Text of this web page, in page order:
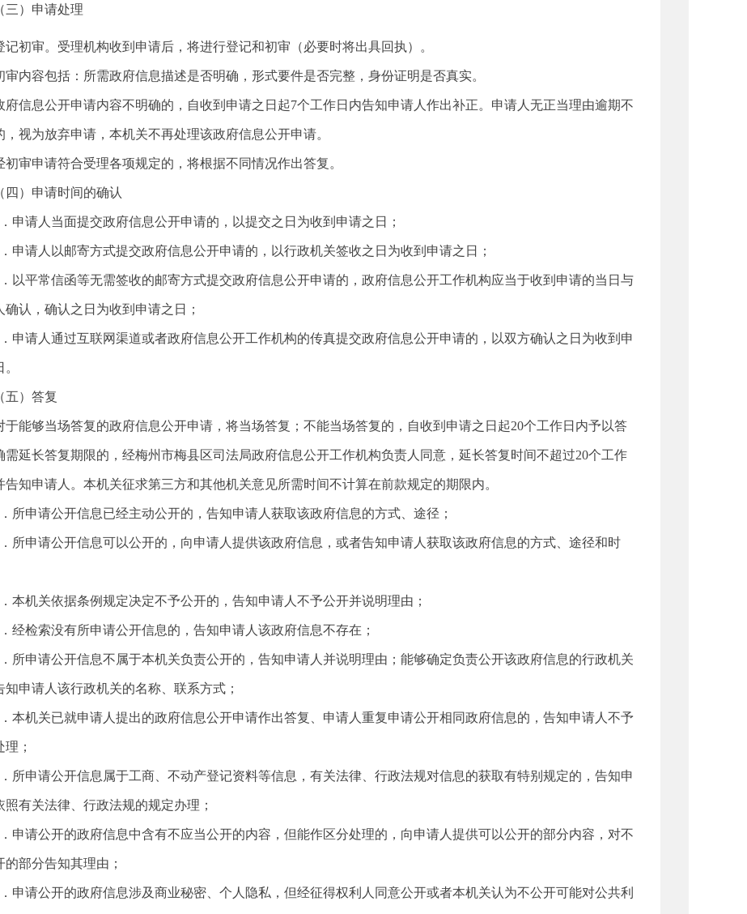
）申请处理
审。受理机构收到申请后，将进行登记和初审（必要时将出具回执）。
容包括：所需政府信息描述是否明确，形式要件是否完整，身份证明是否真实。
息公开申请内容不明确的，自收到申请之日起7个工作日内告知申请人作出补正。申请人无正当理由逾期不
，视为放弃申请，本机关不再处理该政府信息公开申请。
申请符合受理各项规定的，将根据不同情况作出答复。
）申请时间的确认
请人当面提交政府信息公开申请的，以提交之日为收到申请之日；
请人以邮寄方式提交政府信息公开申请的，以行政机关签收之日为收到申请之日；
平常信函等无需签收的邮寄方式提交政府信息公开申请的，政府信息公开工作机构应当于收到申请的当日与
确认，确认之日为收到申请之日；
请人通过互联网渠道或者政府信息公开工作机构的传真提交政府信息公开申请的，以双方确认之日为收到申
）答复
够当场答复的政府信息公开申请，将当场答复；不能当场答复的，自收到申请之日起20个工作日内予以答
需延长答复期限的，经梅州市梅县区司法局政府信息公开工作机构负责人同意，延长答复时间不超过20个工作
告知申请人。本机关征求第三方和其他机关意见所需时间不计算在前款规定的期限内。
申请公开信息已经主动公开的，告知申请人获取该政府信息的方式、途径；
申请公开信息可以公开的，向申请人提供该政府信息，或者告知申请人获取该政府信息的方式、途径和时
机关依据条例规定决定不予公开的，告知申请人不予公开并说明理由；
检索没有所申请公开信息的，告知申请人该政府信息不存在；
申请公开信息不属于本机关负责公开的，告知申请人并说明理由；能够确定负责公开该政府信息的行政机关
知申请人该行政机关的名称、联系方式；
机关已就申请人提出的政府信息公开申请作出答复、申请人重复申请公开相同政府信息的，告知申请人不予
；
申请公开信息属于工商、不动产登记资料等信息，有关法律、行政法规对信息的获取有特别规定的，告知申
照有关法律、行政法规的规定办理；
请公开的政府信息中含有不应当公开的内容，但能作区分处理的，向申请人提供可以公开的部分内容，对不
的部分告知其理由；
请公开的政府信息涉及商业秘密、个人隐私，但经征得权利人同意公开或者本机关认为不公开可能对公共利